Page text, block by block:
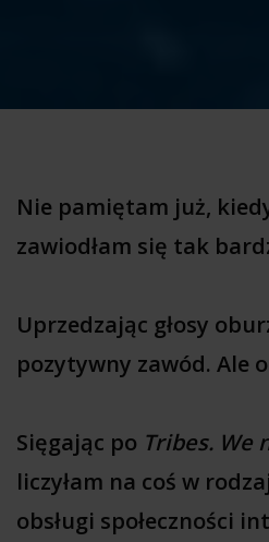
Nie pamiętam już,
zawiodłam się tak
Uprzedzając głosy
pozytywny zawód. Ale
Sięgając po Tribes. We
liczyłam na coś w
obsługi społeczności